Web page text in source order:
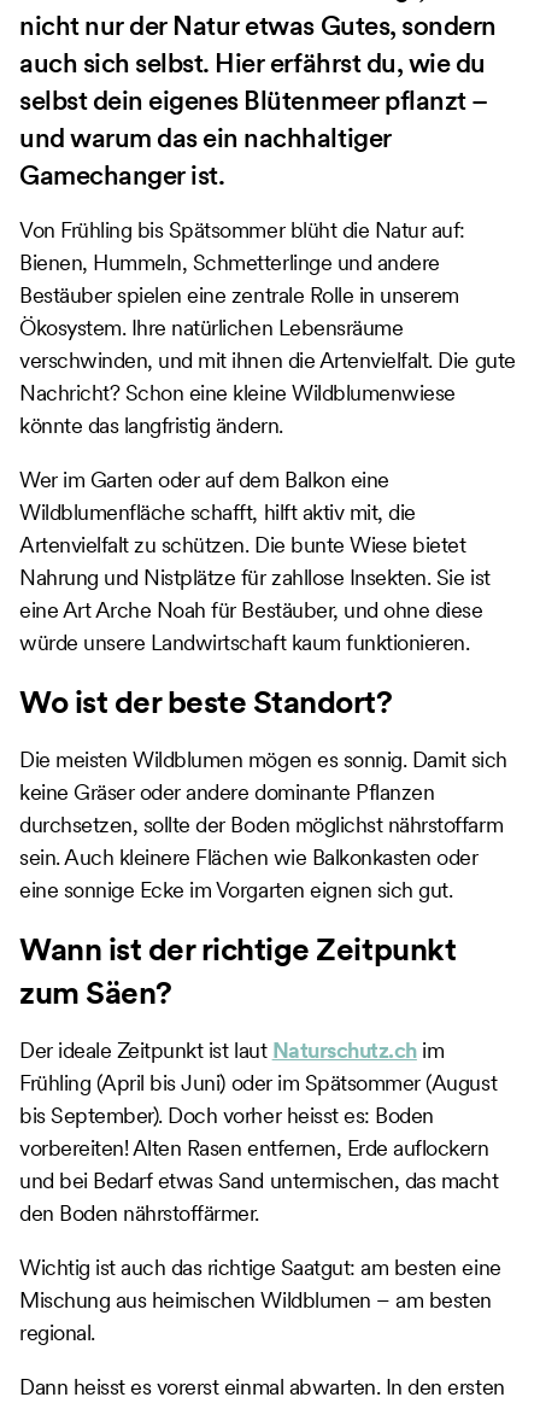
nicht nur der Natur etwas Gutes, sondern
auch sich selbst. Hier erfährst du, wie du
selbst dein eigenes Blütenmeer pflanzt –
und warum das ein nachhaltiger
Gamechanger ist.
Von Frühling bis Spätsommer blüht die Natur auf:
Bienen, Hummeln, Schmetterlinge und andere
Bestäuber spielen eine zentrale Rolle in unserem
Ökosystem. Ihre natürlichen Lebensräume
verschwinden, und mit ihnen die Artenvielfalt. Die gute
Nachricht? Schon eine kleine Wildblumenwiese
könnte das langfristig ändern.
Wer im Garten oder auf dem Balkon eine
Wildblumenfläche schafft, hilft aktiv mit, die
Artenvielfalt zu schützen. Die bunte Wiese bietet
Nahrung und Nistplätze für zahllose Insekten. Sie ist
eine Art Arche Noah für Bestäuber, und ohne diese
würde unsere Landwirtschaft kaum funktionieren.
Wo ist der beste Standort?
Die meisten Wildblumen mögen es sonnig. Damit sich
keine Gräser oder andere dominante Pflanzen
durchsetzen, sollte der Boden möglichst nährstoffarm
sein. Auch kleinere Flächen wie Balkonkasten oder
eine sonnige Ecke im Vorgarten eignen sich gut.
Wann ist der richtige Zeitpunkt
zum Säen?
Der ideale Zeitpunkt ist laut Naturschutz.chim
Frühling (April bis Juni) oder im Spätsommer (August
bis September). Doch vorher heisst es: Boden
vorbereiten! Alten Rasen entfernen, Erde auflockern
und bei Bedarf etwas Sand untermischen, das macht
den Boden nährstoffärmer.
Wichtig ist auch das richtige Saatgut: am besten eine
Mischung aus heimischen Wildblumen – am besten
regional.
Dann heisst es vorerst einmal abwarten. In den ersten